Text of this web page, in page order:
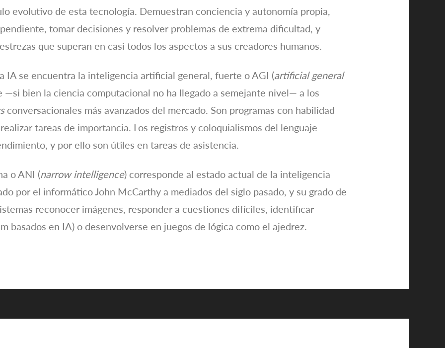
evolutivo de esta tecnología. Demuestran conciencia y autonomía propia,
tomar decisiones y resolver problemas de extrema dificultad, y
que superan en casi todos los aspectos a sus creadores humanos.
IA se encuentra la inteligencia artificial general, fuerte o AGI (artificial general
—si bien la ciencia computacional no ha llegado a semejante nivel— a los
conversacionales más avanzados del mercado. Son programas con habilidad
tareas de importancia. Los registros y coloquialismos del lenguaje
y por ello son útiles en tareas de asistencia.
o ANI (narrow intelligence) corresponde al estado actual de la inteligencia
por el informático John McCarthy a mediados del siglo pasado, y su grado de
reconocer imágenes, responder a cuestiones difíciles, identificar
basados en IA) o desenvolverse en juegos de lógica como el ajedrez.